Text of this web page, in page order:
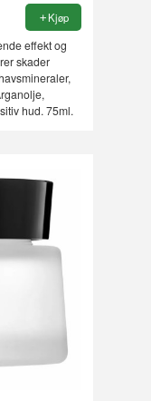
Kjøp
effekt og
skader
hud. 75ml.